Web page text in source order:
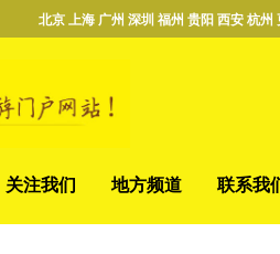
北京 上海 广州 深圳 福州 贵阳 西安 杭州
关注我们 地方频道 联系我